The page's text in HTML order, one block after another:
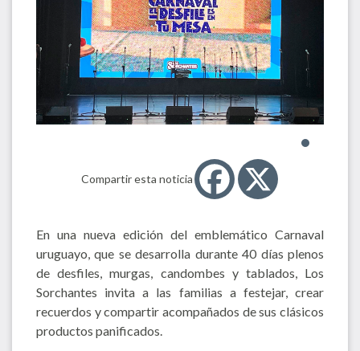
Compartir esta noticia
En una nueva edición del emblemático Carnaval
uruguayo, que se desarrolla durante 40 días plenos
de desfiles, murgas, candombes y tablados, Los
Sorchantes invita a las familias a festejar, crear
recuerdos y compartir acompañados de sus clásicos
productos panificados.